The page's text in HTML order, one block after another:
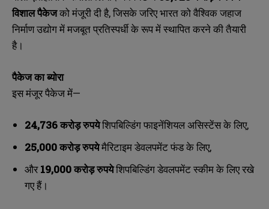
विशालपैकेजको मंजूरी दी है, जिसके जरिए भारत को वैश्विक जहाज
निर्माण उद्योग में मजबूत प्रतिस्पर्धी के रूप में स्थापित करने की तैयारी
है।
पैकेजकाब्योरा
इस मंजूर पैकेज में—
24,736करोड़रुपयेशिपबिल्डिंग फाइनेंशियल असिस्टेंस के लिए,
25,000करोड़रुपयेमैरिटाइम डेवलपमेंट फंड के लिए,
और19,000करोड़रुपयेशिपबिल्डिंग डेवलपमेंट स्कीम के लिए रखे
गए हैं।